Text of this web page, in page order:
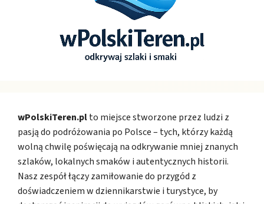
wPolskiTeren.plto miejsce stworzone przez ludzi z
pasją do podróżowania po Polsce – tych, którzy każdą
wolną chwilę poświęcają na odkrywanie mniej znanych
szlaków, lokalnych smaków i autentycznych historii.
Nasz zespół łączy zamiłowanie do przygód z
doświadczeniem w dziennikarstwie i turystyce, by